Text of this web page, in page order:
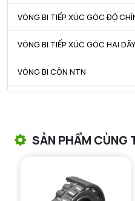
VÒNG BI TIẾP XÚC GÓC ĐỘ
VÒNG BI TIẾP XÚC GÓC HAI
VÒNG BI CÔN NTN
VÒNG BI KIM NTN
ra max - Bán kính góc lượn tối
SẢN PHẨM CÙNG